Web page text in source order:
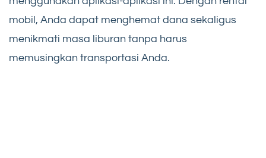
mobil, Anda dapat menghemat dana sekaligus
menikmati masa liburan tanpa harus
memusingkan transportasi Anda.